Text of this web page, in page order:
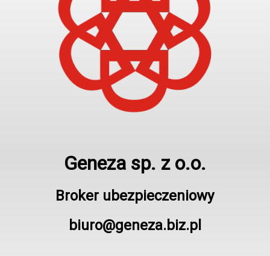
Geneza sp. z o.o.
Broker ubezpieczeniowy
biuro@geneza.biz.pl